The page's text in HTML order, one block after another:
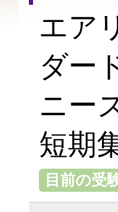
エア
ダー
ニー
短期
目前の受